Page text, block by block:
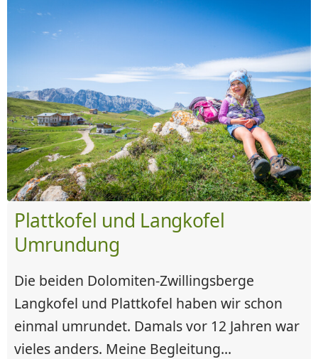
Plattkofel und Langkofel
Umrundung
Die beiden Dolomiten-Zwillingsberge
Langkofel und Plattkofel haben wir schon
einmal umrundet. Damals vor 12 Jahren war
vieles anders. Meine Begleitung...